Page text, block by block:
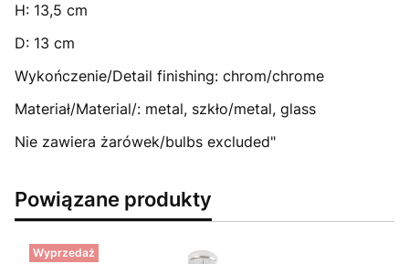
H: 13,5 cm
D: 13 cm
Wykończenie/Detail finishing: chrom/chrome
Materiał/Material/: metal, szkło/metal, glass
Nie zawiera żarówek/bulbs excluded"
Powiązane produkty
Wyprzedaż